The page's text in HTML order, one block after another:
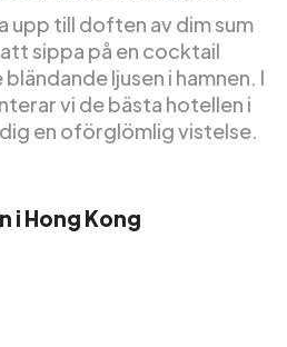
upp till doften av dim sum
sippa på en cocktail
ljusen i hamnen. I
vi de bästa hotellen i
en oförglömlig vistelse.
i Hong Kong